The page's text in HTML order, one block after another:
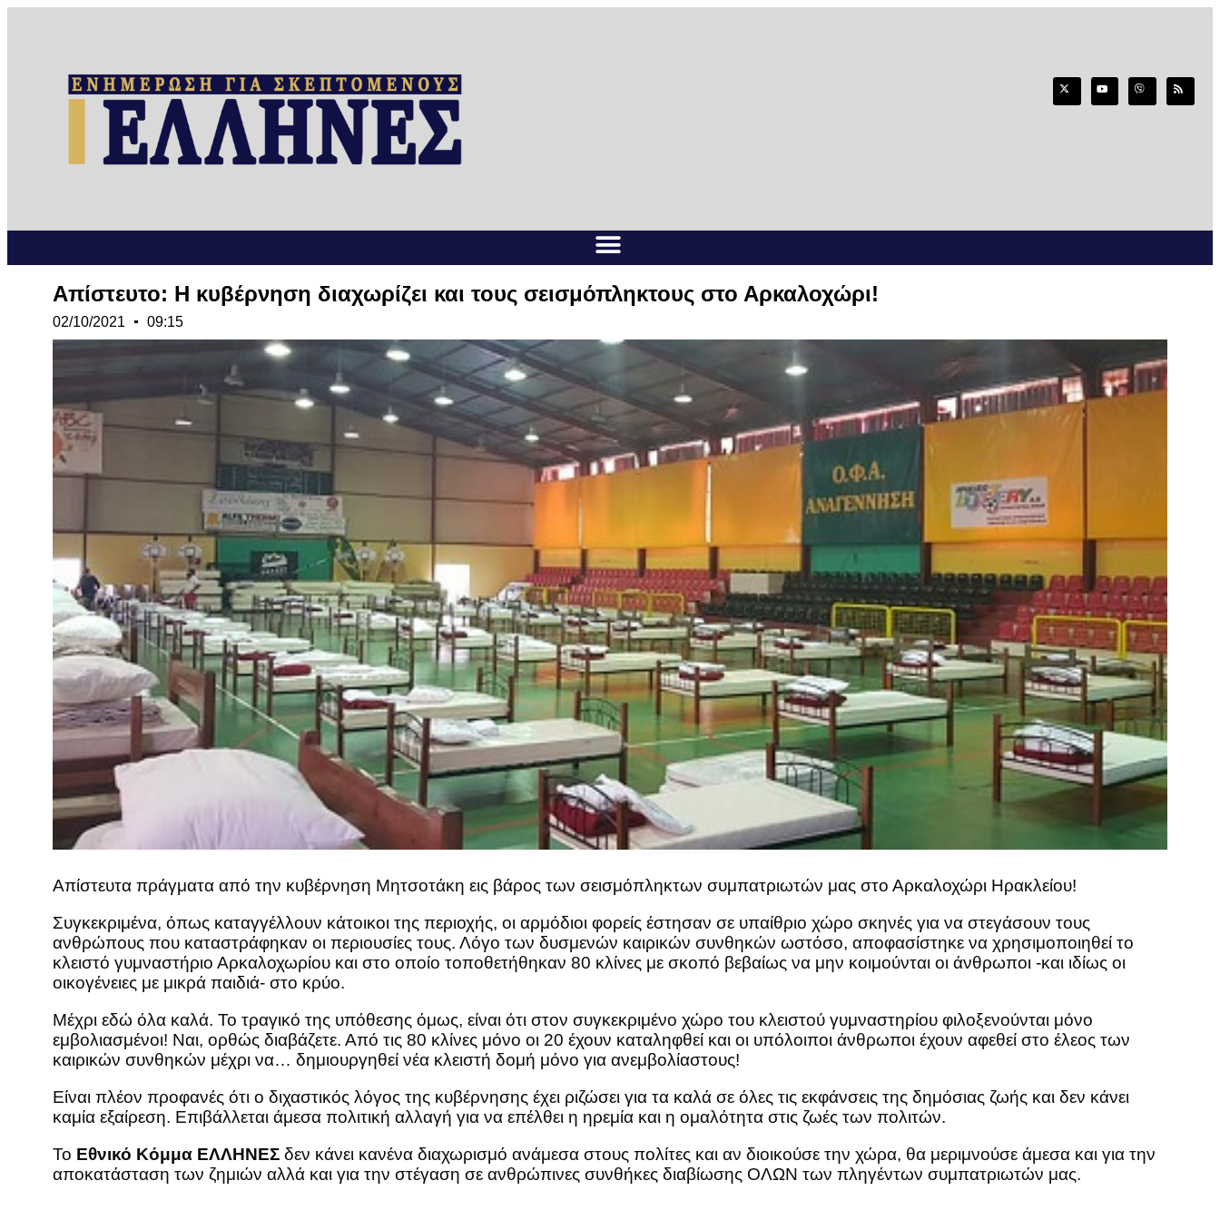
Απίστευτο: Η κυβέρνηση διαχωρίζει και τους σεισμόπληκτους στο Αρκαλοχώρι!
02/10/2021 09:15
Απίστευτα πράγματα από την κυβέρνηση Μητσοτάκη εις βάρος των σεισμόπληκτων συμπατριωτών μας στο Αρκαλοχώρι Ηρακλείου!
Συγκεκριμένα, όπως καταγγέλλουν κάτοικοι της περιοχής, οι αρμόδιοι φορείς έστησαν σε υπαίθριο χώρο σκηνές για να στεγάσουν τους
ανθρώπους που καταστράφηκαν οι περιουσίες τους. Λόγο των δυσμενών καιρικών συνθηκών ωστόσο, αποφασίστηκε να χρησιμοποιηθεί το
κλειστό γυμναστήριο Αρκαλοχωρίου και στο οποίο τοποθετήθηκαν 80 κλίνες με σκοπό βεβαίως να μην κοιμούνται οι άνθρωποι -και ιδίως οι
οικογένειες με μικρά παιδιά- στο κρύο.
Μέχρι εδώ όλα καλά. Το τραγικό της υπόθεσης όμως, είναι ότι στον συγκεκριμένο χώρο του κλειστού γυμναστηρίου φιλοξενούνται μόνο
εμβολιασμένοι! Ναι, ορθώς διαβάζετε. Από τις 80 κλίνες μόνο οι 20 έχουν καταληφθεί και οι υπόλοιποι άνθρωποι έχουν αφεθεί στο έλεος των
καιρικών συνθηκών μέχρι να… δημιουργηθεί νέα κλειστή δομή μόνο για ανεμβολίαστους!
Είναι πλέον προφανές ότι ο διχαστικός λόγος της κυβέρνησης έχει ριζώσει για τα καλά σε όλες τις εκφάνσεις της δημόσιας ζωής και δεν κάνει
καμία εξαίρεση. Επιβάλλεται άμεσα πολιτική αλλαγή για να επέλθει η ηρεμία και η ομαλότητα στις ζωές των πολιτών.
Το Εθνικό Κόμμα ΕΛΛΗΝΕΣ δεν κάνει κανένα διαχωρισμό ανάμεσα στους πολίτες και αν διοικούσε την χώρα, θα μεριμνούσε άμεσα και για την
αποκατάσταση των ζημιών αλλά και για την στέγαση σε ανθρώπινες συνθήκες διαβίωσης ΟΛΩΝ των πληγέντων συμπατριωτών μας.